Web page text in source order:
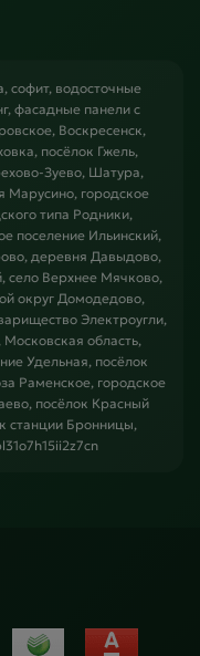
софит, водосточные
фасадные панели с
Воскресенск,
посёлок Гжель,
Зуево, Шатура,
Марусино, городское
типа Родники,
поселение Ильинский,
деревня Давыдово,
село Верхнее Мячково,
округ Домодедово,
Электроугли,
область,
Удельная, посёлок
Раменское, городское
посёлок Красный
станции Бронницы,